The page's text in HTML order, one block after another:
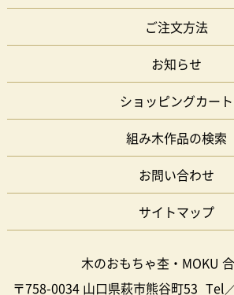
ご注文方法
お知らせ
ショッピングカート
組み木作品の検索
お問い合わせ
サイトマップ
木のおもちゃ杢・MOKU
〒758-0034 山口県萩市熊谷町53 Tel